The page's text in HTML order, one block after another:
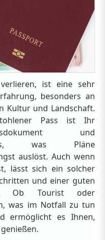
ist eine sehr
besonders an
Kultur und Landschaft.
Pass ist Ihr
und
was Pläne
auslöst. Auch wenn
lässt sich ein solcher
und einer guten
Ob Tourist oder
was im Notfall zu tun
ermöglicht es Ihnen,